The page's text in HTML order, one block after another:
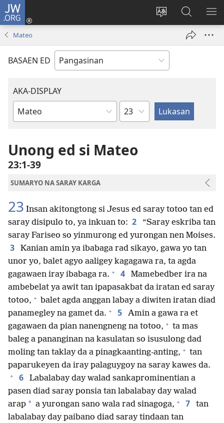
JW.ORG
Salatan
lenguahe
na
site
Man-
log
new
Mananap
ed
JW.ORG
Mateo
BASAEN ED
AKA-DISPLAY
Libro
Biblia
Kapitulo
Unong ed si Mateo
23:1-39
SUMARYO NA SARAY KARGA
23 Insan akitongtong si Jesus ed saray totoo tan ed
saray disipulo to, ya inkuan to: 2
“Saray eskriba tan
saray Fariseo so yinmurong ed yurongan nen Moises.
3
Kanian amin ya ibabaga rad sikayo, gawa yo tan
unor yo, balet agyo aaligey kagagawa ra, ta agda
gagawaen iray ibabaga ra. + 4
Mamebedber ira na
ambebelat ya awit tan ipapasakbat da iratan ed saray
totoo, + balet agda anggan labay a diwiten iratan diad
panamegley na gamet da. + 5
Amin a gawa ra et
gagawaen da pian nanengneng na totoo, + ta mas
baleg a pananginan na kasulatan so isusulong dad
moling tan taklay da a pinagkaanting-anting, + tan
paparukeyen da iray palaguygoy na saray kawes da.
+ 6
Labalabay day walad sankaprominentian a
pasen diad saray ponsia tan labalabay day walad
arap * a yurongan sano wala rad sinagoga, + 7
tan
labalabay day paibano diad saray tindaan tan